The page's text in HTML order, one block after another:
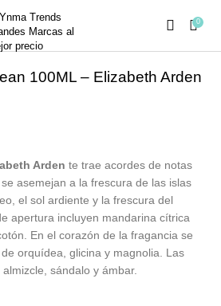
0
GOLDAUTOBRONCEADORES CABELLO
HIGIENE Juegos y juguetes
100ML – Elizabeth Arden
Arden te trae acordes de notas
asemejan a la frescura de las islas
el sol ardiente y la frescura del
apertura incluyen mandarina cítrica
En el corazón de la fragancia se
orquídea, glicina y magnolia. Las
sándalo y ámbar.